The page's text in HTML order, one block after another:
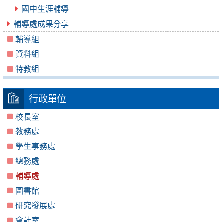
國中生涯輔導
輔導處成果分享
輔導組
資料組
特教組
行政單位
校長室
教務處
學生事務處
總務處
輔導處
圖書館
研究發展處